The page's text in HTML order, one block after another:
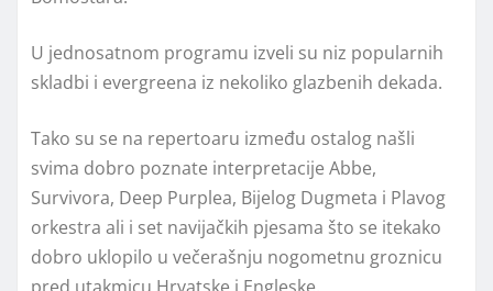
U jednosatnom programu izveli su niz popularnih
skladbi i evergreena iz nekoliko glazbenih dekada.
Tako su se na repertoaru između ostalog našli
svima dobro poznate interpretacije Abbe,
Survivora, Deep Purplea, Bijelog Dugmeta i Plavog
orkestra ali i set navijačkih pjesama što se itekako
dobro uklopilo u večerašnju nogometnu groznicu